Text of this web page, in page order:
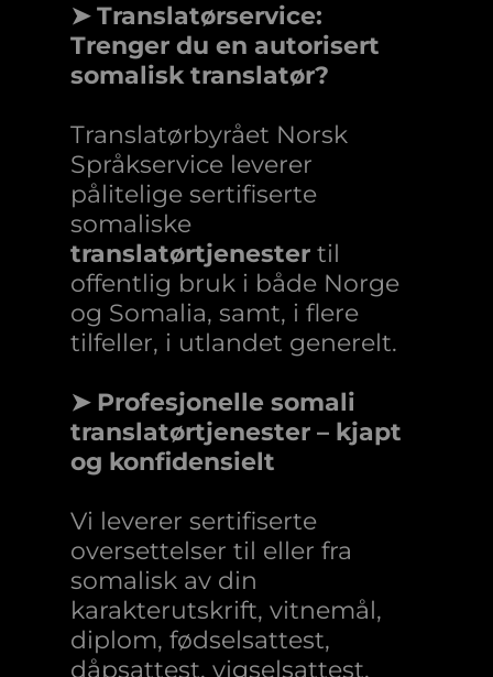
➤ Translatørservice:
Trenger du en autorisert
somalisk translatør?
Translatørbyrået Norsk
Språkservice leverer
pålitelige sertifiserte
somaliske
translatørtjenester til
offentlig bruk i både Norge
og Somalia, samt, i flere
tilfeller, i utlandet generelt.
➤ Profesjonelle somali
translatørtjenester – kjapt
og konfidensielt
Vi leverer sertifiserte
oversettelser til eller fra
somalisk av din
karakterutskrift, vitnemål,
diplom, fødselsattest,
dåpsattest, vigselsattest,